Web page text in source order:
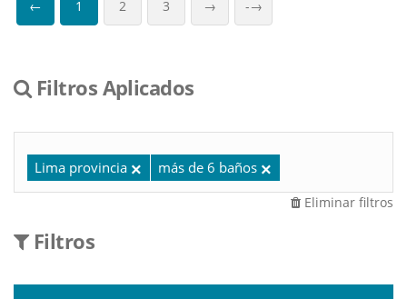
← 1 2 3 → -→
Filtros Aplicados
Lima provincia más de 6 baños
Eliminar filtros
Filtros